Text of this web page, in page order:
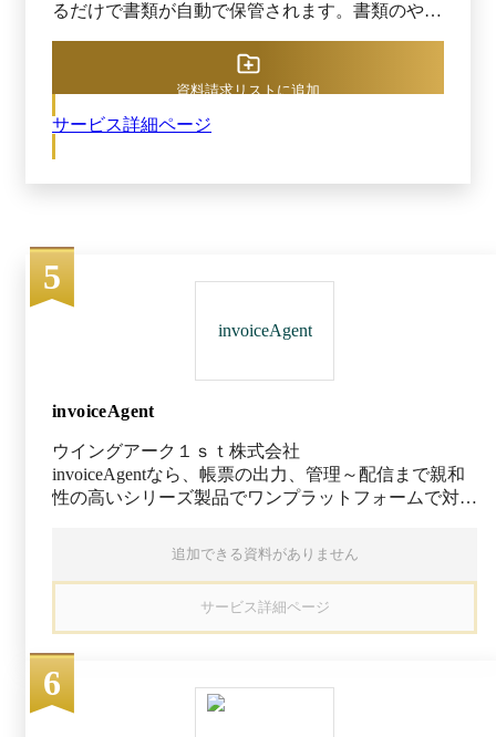
るだけで書類が自動で保管されます。書類のやり
移動などの手間はかかりません。 メール以外に
も、リンク形式やアップロード専用サイトでのや
ホアプリで撮影すれば簡単に電子化できます。オ
タ化してくれます。「どこを読み取ればいいか」
という読取箇所も自動で認識してくれるため、一
般のOCRツールで必要とされる帳票定義（座標設
定）も不要です。 担当者はAIがデータ化したも
のをチェックするだけ。AIの読取精度は95%を誇
③保管する 電子帳簿保存法にも即した適切な形
式で管理 請求書・契約書・納品書・領収書など
に必要な項目をAI OCRが自動でデータ化して、
検索に必要なタグをつけてくれます。台帳管理な
どにありがちな、ファイル名などを一つひとつ入
けます。 また、国税書類以外も自社で保管した
メールなども保管・共有可能です。後日、書類が
必要になった場合も、いつでもどこからでもすぐ
に探しだせるので無駄な時間が省けます。 特徴
④その他 周辺システムとのシームレスな連携 そ
の他、ファイル管理や契約管理、ワークフローな
サービス詳細ページ
資料請求リストに追加
5
invoiceAgent
invoiceAgent
ウイングアーク１ｓｔ株式会社
invoiceAgentなら、帳票の出力、管理～配信まで親和
性の高いシリーズ製品でワンプラットフォームで対応
管理を実現できます。 ・送受信から管理まで法対応
に即して対応できます さまざまな帳票の仕分けや保
管、検索、他システムとの連携を行えます。さらに、
取引帳票の送受信から管理までを一括で行えるほか、
最適な帳票フォーマットをそのままに、電子帳簿保存
法やインボイス制度にも対応可能です。 ・高精度な
OCR読み取りと自動仕分けで管理工数を削減できま
す 活字／手書き文字を高精度に読み取り、データ化
サービス詳細ページ
追加できる資料がありません
6